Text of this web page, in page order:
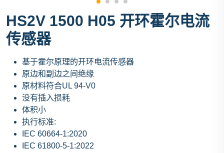
HS2V 1500 H05 开环霍尔电流
传感器
基于霍尔原理的开环电流传感器
原边和副边之间绝缘
原材料符合UL 94-V0
没有插入损耗
体积小
执行标准:
IEC 60664-1:2020
IEC 61800-5-1:2022